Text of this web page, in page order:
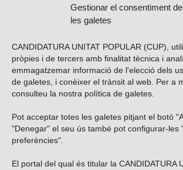
Gestionar el consentiment de
les galetes
CANDIDATURA UNITAT POPULAR (CUP),
pròpies i de tercers amb finalitat tècnica i
emmagatzemar informació de l'elecció dels
de galetes, i conèixer el trànsit al web. Per a
consulteu la nostra política de galetes
Pot acceptar totes les galetes pitjant el botó
"Denegar" el seu ús també pot configurar-les
preferències".
El portal del qual és titular la CANDIDATURA
Vols subscriure’t al nostre